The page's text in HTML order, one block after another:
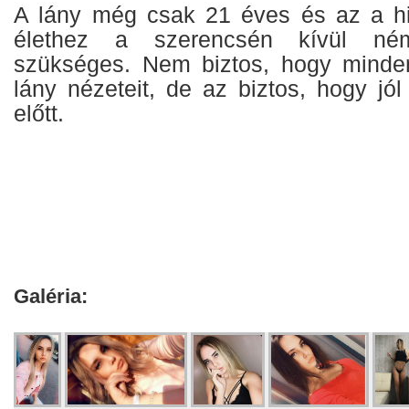
A lány még csak 21 éves és az a
élethez a szerencsén kívül
szükséges. Nem biztos, hogy
lány nézeteit, de az biztos, hogy
előtt.
Galéria: